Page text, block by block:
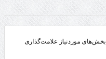
بخش‌های موردنیاز علامت‌گذاری